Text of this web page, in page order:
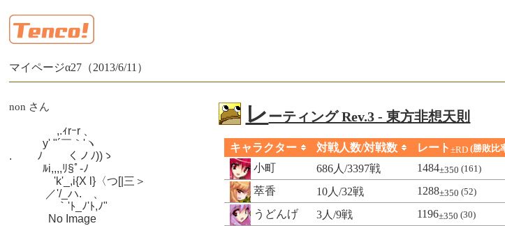
マイページα27（2013/6/11）
レーティング Rev.3 - 東方非想天則
キャラクター 対戦人数/対戦数 レート±RD (勝敗比
小町 686人/3397戦 1484±350 (161)
萃香 10人/32戦 1288±350 (52)
うどんげ 3人/9戦 1196±350 (30)
non さん
,.ｨrｰr 、
y' "´￣｀'ヽ
.　　 ﾉ　　 くノﾉ))ゝ
ﾙi,,,,ﾘ§ﾟ-ﾉ
'k'_,i{X l}〈つ[|三＞
／'/_ハ.ゝ、
｀'ﾄ_ﾉ'ﾄ,ﾉ"
No Image